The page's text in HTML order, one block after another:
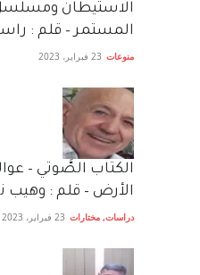
الاستيطان
المستمر – قلم :
منوعات 23 فبراير، 2023
الكتاب الصَّوتي –
الأرض – قلم : وهيب
دراسات, مختارات 23 فبراير، 2023